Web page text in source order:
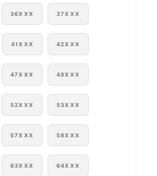
36XXX 37XXX
41XXX 42XXX
47XXX 48XXX
52XXX 53XXX
57XXX 58XXX
63XXX 64XXX